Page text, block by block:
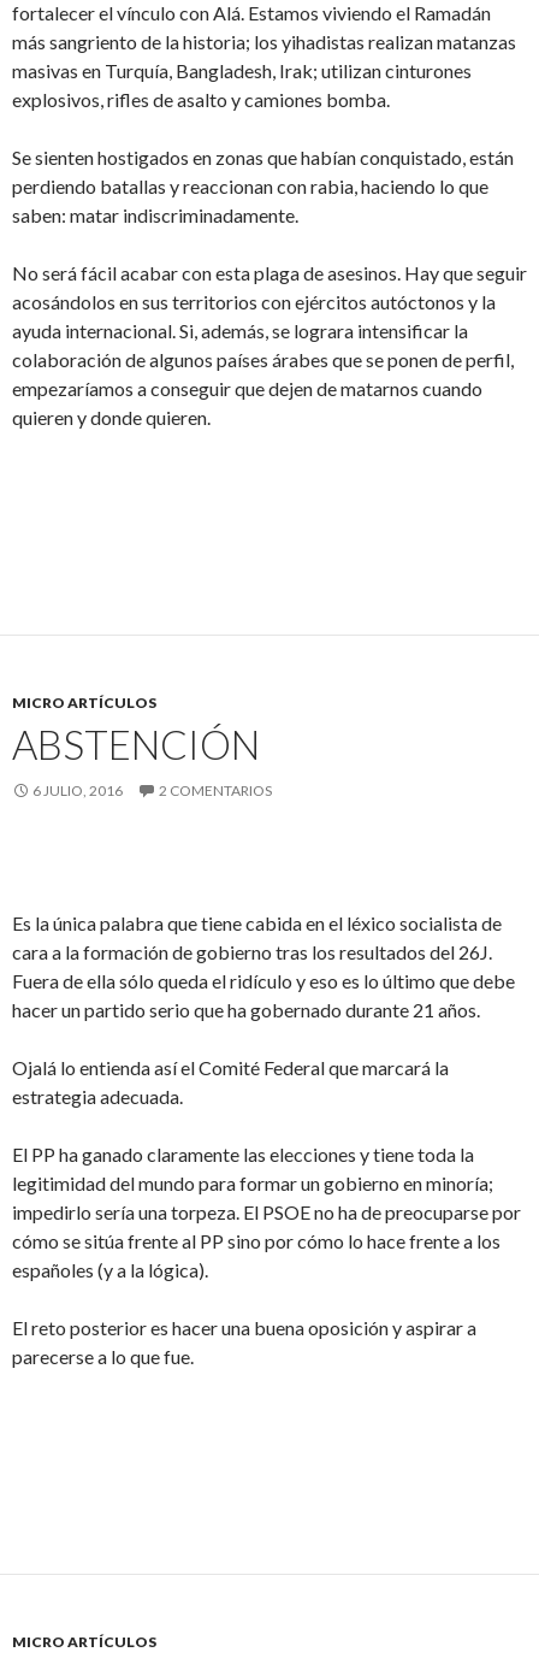
fortalecer el vínculo con Alá. Estamos viviendo el Ramadán
más sangriento de la historia; los yihadistas realizan matanzas
masivas en Turquía, Bangladesh, Irak; utilizan cinturones
explosivos, rifles de asalto y camiones bomba.
Se sienten hostigados en zonas que habían conquistado, están
perdiendo batallas y reaccionan con rabia, haciendo lo que
saben: matar indiscriminadamente.
No será fácil acabar con esta plaga de asesinos. Hay que seguir
acosándolos en sus territorios con ejércitos autóctonos y la
ayuda internacional. Si, además, se lograra intensificar la
colaboración de algunos países árabes que se ponen de perfil,
empezaríamos a conseguir que dejen de matarnos cuando
quieren y donde quieren.
MICRO ARTÍCULOS
ABSTENCIÓN
6 JULIO, 2016 2 COMENTARIOS
Es la única palabra que tiene cabida en el léxico socialista de
cara a la formación de gobierno tras los resultados del 26J.
Fuera de ella sólo queda el ridículo y eso es lo último que debe
hacer un partido serio que ha gobernado durante 21 años.
Ojalá lo entienda así el Comité Federal que marcará la
estrategia adecuada.
El PP ha ganado claramente las elecciones y tiene toda la
legitimidad del mundo para formar un gobierno en minoría;
impedirlo sería una torpeza. El PSOE no ha de preocuparse por
cómo se sitúa frente al PP sino por cómo lo hace frente a los
españoles (y a la lógica).
El reto posterior es hacer una buena oposición y aspirar a
parecerse a lo que fue.
MICRO ARTÍCULOS